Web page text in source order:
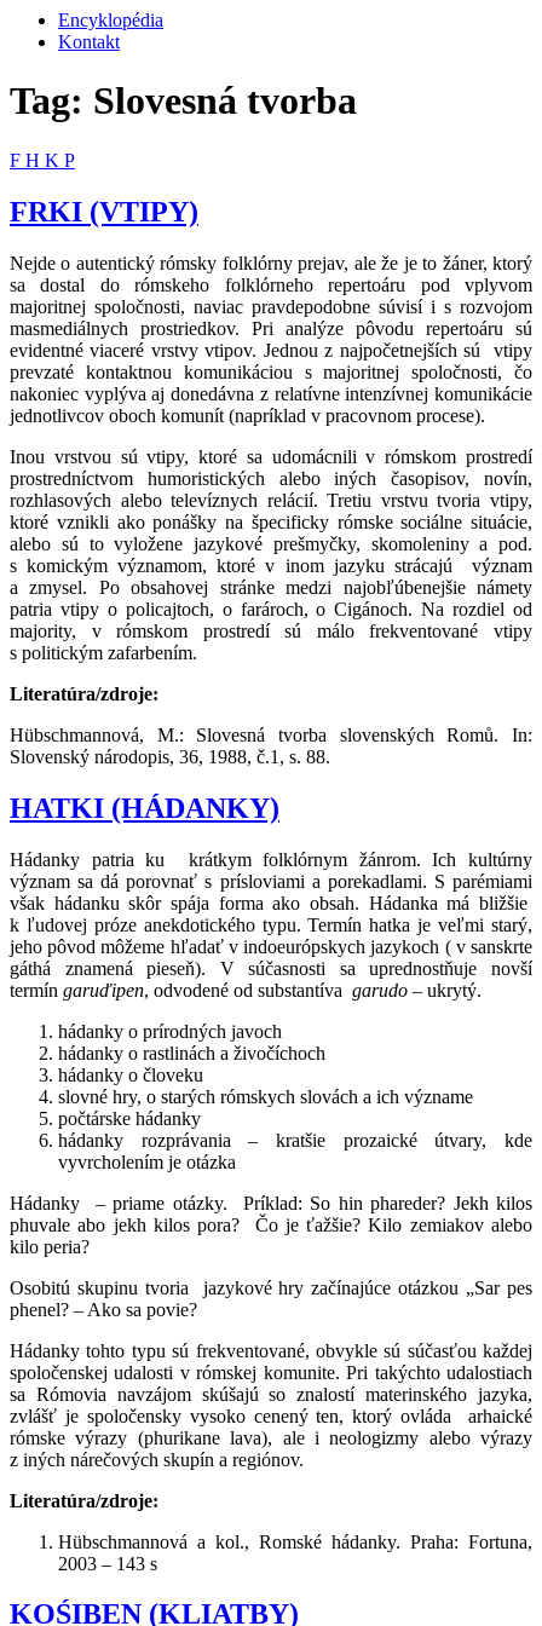
Encyklopédia
Kontakt
Tag: Slovesná tvorba
F H K P
FRKI (VTIPY)
Nejde o autentický rómsky folklórny prejav, ale že je to žáner, ktorý
sa dostal do rómskeho folklórneho repertoáru pod vplyvom
majoritnej spoločnosti, naviac pravdepodobne súvisí i s rozvojom
masmediálnych prostriedkov. Pri analýze pôvodu repertoáru sú
evidentné viaceré vrstvy vtipov. Jednou z najpočetnejších sú vtipy
prevzaté kontaktnou komunikáciou s majoritnej spoločnosti, čo
nakoniec vyplýva aj donedávna z relatívne intenzívnej komunikácie
jednotlivcov oboch komunít (napríklad v pracovnom procese).
Inou vrstvou sú vtipy, ktoré sa udomácnili v rómskom prostredí
prostredníctvom humoristických alebo iných časopisov, novín,
rozhlasových alebo televíznych relácií. Tretiu vrstvu tvoria vtipy,
ktoré vznikli ako ponášky na špecificky rómske sociálne situácie,
alebo sú to vyložene jazykové prešmyčky, skomoleniny a pod.
s komickým významom, ktoré v inom jazyku strácajú význam
a zmysel. Po obsahovej stránke medzi najobľúbenejšie námety
patria vtipy o policajtoch, o farároch, o Cigánoch. Na rozdiel od
majority, v rómskom prostredí sú málo frekventované vtipy
s politickým zafarbením.
Literatúra/zdroje:
Hübschmannová, M.: Slovesná tvorba slovenských Romů. In:
Slovenský národopis, 36, 1988, č.1, s. 88.
HATKI (HÁDANKY)
Hádanky patria ku krátkym folklórnym žánrom. Ich kultúrny
význam sa dá porovnať s prísloviami a porekadlami. S parémiami
však hádanku skôr spája forma ako obsah. Hádanka má bližšie
k ľudovej próze anekdotického typu. Termín hatka je veľmi starý,
jeho pôvod môžeme hľadať v indoeurópskych jazykoch ( v sanskrte
gáthá znamená pieseň). V súčasnosti sa uprednostňuje novší
termín garuďipen, odvodené od substantíva garudo – ukrytý.
hádanky o prírodných javoch
hádanky o rastlinách a živočíchoch
hádanky o človeku
slovné hry, o starých rómskych slovách a ich význame
počtárske hádanky
hádanky rozprávania – kratšie prozaické útvary, kde
vyvrcholením je otázka
Hádanky – priame otázky. Príklad: So hin phareder? Jekh kilos
phuvale abo jekh kilos pora? Čo je ťažšie? Kilo zemiakov alebo
kilo peria?
Osobitú skupinu tvoria jazykové hry začínajúce otázkou „Sar pes
phenel? – Ako sa povie?
Hádanky tohto typu sú frekventované, obvykle sú súčasťou každej
spoločenskej udalosti v rómskej komunite. Pri takýchto udalostiach
sa Rómovia navzájom skúšajú so znalostí materinského jazyka,
zvlášť je spoločensky vysoko cenený ten, ktorý ovláda arhaické
rómske výrazy (phurikane lava), ale i neologizmy alebo výrazy
z iných nárečových skupín a regiónov.
Literatúra/zdroje:
Hübschmannová a kol., Romské hádanky. Praha: Fortuna,
2003 – 143 s
KOŚIBEN (KLIATBY)